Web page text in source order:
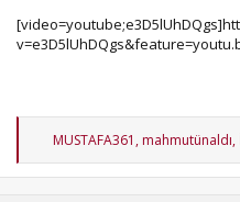
T
p
MUSTAFA361 ,mahmutünaldı,